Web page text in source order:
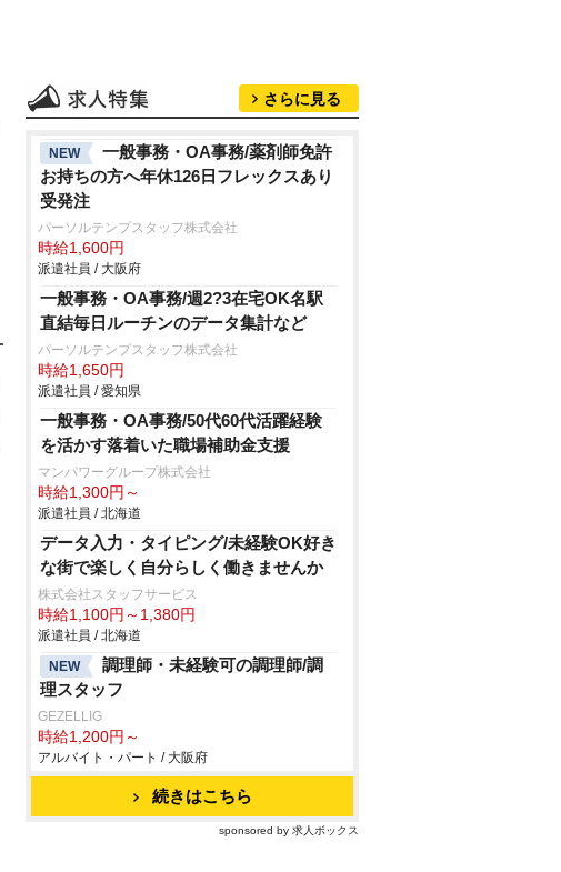
さらに見る
NEW
一般事務・OA事務/薬剤師免許
お持ちの方へ年休126日フレックスあり
受発注
パーソルテンプスタッフ株式会社
時給1,600円
派遣社員 / 大阪府
一般事務・OA事務/週2?3在宅OK名駅
直結毎日ルーチンのデータ集計など
パーソルテンプスタッフ株式会社
時給1,650円
派遣社員 / 愛知県
一般事務・OA事務/50代60代活躍経験
を活かす落着いた職場補助金支援
マンパワーグループ株式会社
時給1,300円～
派遣社員 / 北海道
データ入力・タイピング/未経験OK好き
な街で楽しく自分らしく働きませんか
株式会社スタッフサービス
時給1,100円～1,380円
派遣社員 / 北海道
NEW
調理師・未経験可の調理師/調
理スタッフ
GEZELLIG
時給1,200円～
アルバイト・パート / 大阪府
続きはこちら
sponsored by 求人ボックス